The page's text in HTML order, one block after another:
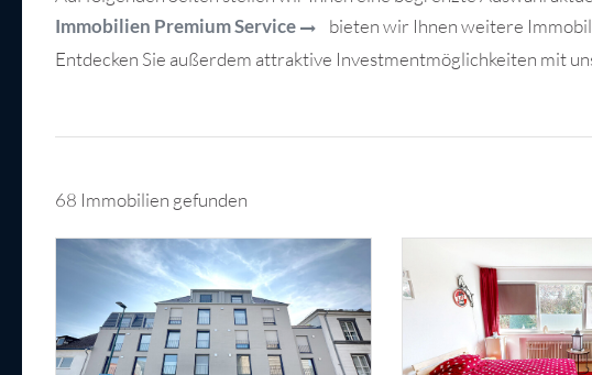
Immobilien Premium Service
bieten wir Ihnen weitere
Entdecken Sie außerdem attraktive Investmentmöglichkeiten mit
68 Immobilien gefunden